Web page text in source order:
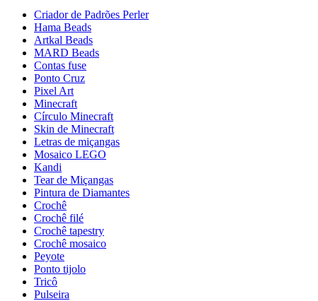
Criador de Padrões Perler
Hama Beads
Artkal Beads
MARD Beads
Contas fuse
Ponto Cruz
Pixel Art
Minecraft
Círculo Minecraft
Skin de Minecraft
Letras de miçangas
Mosaico LEGO
Kandi
Tear de Miçangas
Pintura de Diamantes
Crochê
Crochê filé
Crochê tapestry
Crochê mosaico
Peyote
Ponto tijolo
Tricô
Pulseira